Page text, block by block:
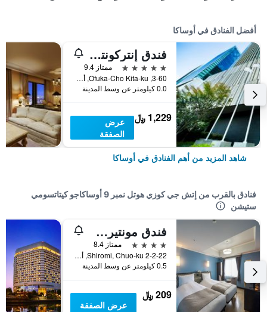
أفضل الفنادق في أوساكا
فندق إنتركونتيننتال أوساكا
5 نجوم
ممتاز 9.4
3-60, Ofuka-Cho Kita-ku, أوساكا, اليابان
0.0 كيلومتر عن وسط المدينة
1,229 ﷼
عرض
الصفقة
شاهد المزيد من أهم الفنادق في أوساكا
فنادق بالقرب من إتش جي كوزي هوتل نمبر 9 أوساكاجو كيتاتسومي
ستيشن
فندق مونتيري لا سير أوساكا
4 نجوم
ممتاز 8.4
2-2-22 Shiromi, Chuo-ku, أوساكا, اليابان
0.5 كيلومتر عن وسط المدينة
209 ﷼
عرض الصفقة